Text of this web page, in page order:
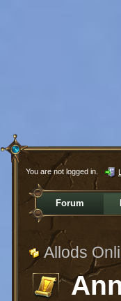
You are not logged in.
Forum
Allods